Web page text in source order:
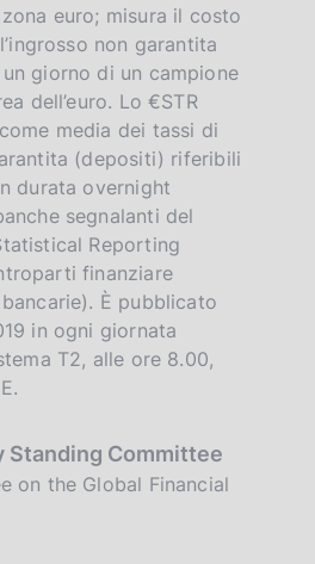
euro; misura il costo
non garantita
giorno di un campione
dell’euro. Lo €STR
media dei tassi di
(depositi) riferibili
durata overnight
segnalanti del
Reporting
finanziare
È pubblicato
in ogni giornata
T2, alle ore 8.00,
Standing Committee
on the Global Financial